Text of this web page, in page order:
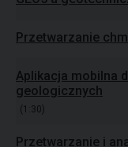
Przetwarzanie
Aplikacja mobilna
geologicznych
(1:30)
Przetwarzanie i